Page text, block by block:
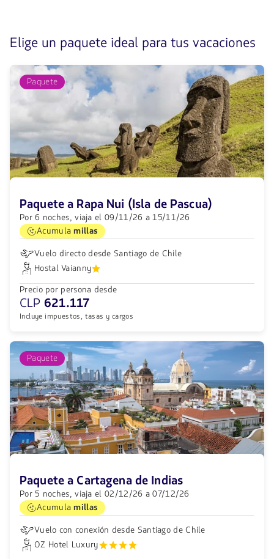
Elige un paquete ideal para tus vacaciones
Paquete
Paquete a Rapa Nui (Isla de Pascua)
Por 6 noches, viaja el 09/11/26 a 15/11/26
Acumulamillas
Vuelo directo desde Santiago de Chile
Hostal Vaianny
Precio por persona desde
CLP 621.117
Incluye impuestos, tasas y cargos
Paquete
Paquete a Cartagena de Indias
Por 5 noches, viaja el 02/12/26 a 07/12/26
Acumulamillas
Vuelo con conexión desde Santiago de Chile
OZ Hotel Luxury